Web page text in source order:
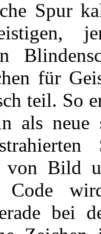
Spur
für
teil. So
als neue
von Bild
Code
bei